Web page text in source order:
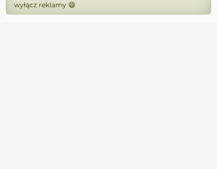
wyłącz reklamy 😄